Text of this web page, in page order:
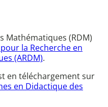
Mathématiques (RDM)
la Recherche en
(ARDM).
en téléchargement sur
en Didactique des